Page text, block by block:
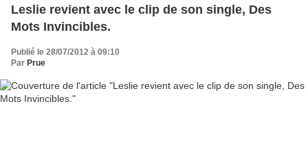
Leslie revient avec le clip de son single, Des
Mots Invincibles.
Publié le 28/07/2012 à 09:10
Par Prue